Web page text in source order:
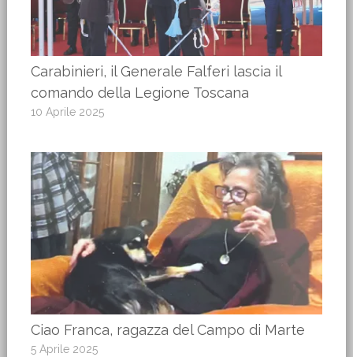
Carabinieri, il Generale Falferi lascia il
comando della Legione Toscana
10 Aprile 2025
Ciao Franca, ragazza del Campo di Marte
5 Aprile 2025